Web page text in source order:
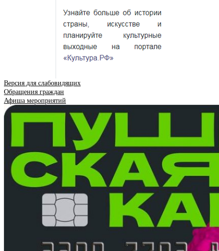
Версия для слабовидящих
Обращения граждан
Афиша мероприятий